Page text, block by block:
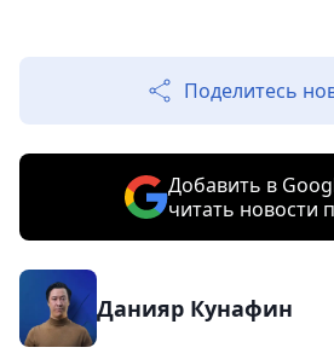
Поделитесь
Добавить в
читать новости
Данияр Кунафин